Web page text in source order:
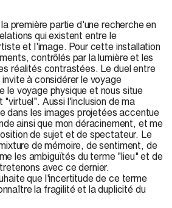
première partie d'une recherche en
qui existent entre le
et l'image. Pour cette installation
contrôlés par la lumière et les
réalités contrastées. Le duel entre
à considérer le voyage
le voyage physique et nous situe
"virtuel". Aussi l'inclusion de ma
dans les images projetées accentue
ainsi que mon déracinement, et me
de sujet et de spectateur. Le
de mémoire, de sentiment, de
les ambiguïtés du terme "lieu" et de
avec ce dernier.
que l'incertitude de ce terme
la fragilité et la duplicité du